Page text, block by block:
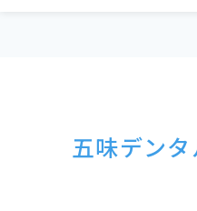
五味デン